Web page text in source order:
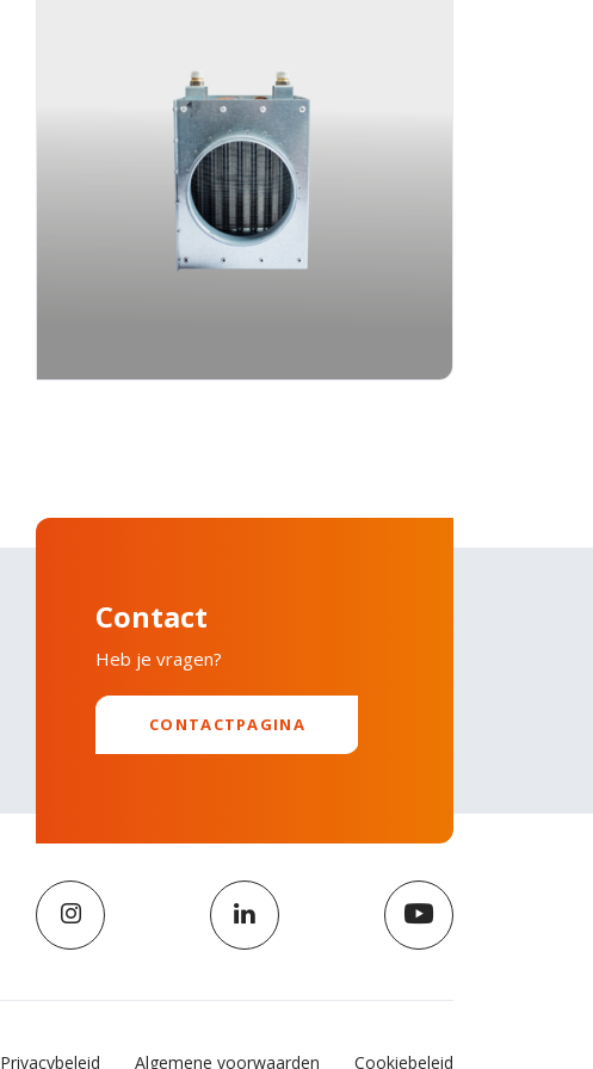
Contact
Heb je vragen?
CONTACTPAGINA
Privacybeleid Algemene voorwaarden Cookiebeleid